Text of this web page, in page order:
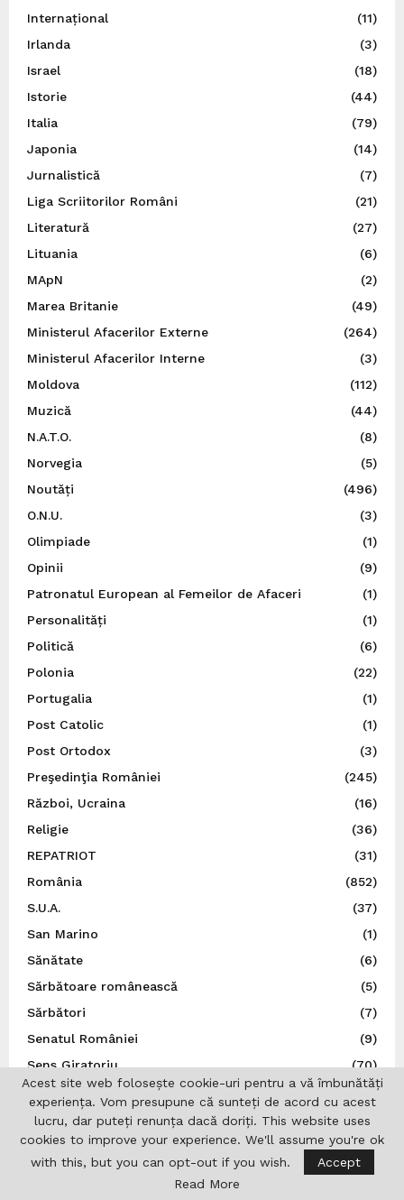
Internațional
(11)
Irlanda
(3)
Israel
(18)
Istorie
(44)
Italia
(79)
Japonia
(14)
Jurnalistică
(7)
Liga Scriitorilor Români
(21)
Literatură
(27)
Lituania
(6)
MApN
(2)
Marea Britanie
(49)
Ministerul Afacerilor Externe
(264)
Ministerul Afacerilor Interne
(3)
Moldova
(112)
Muzică
(44)
N.A.T.O.
(8)
Norvegia
(5)
Noutăți
(496)
O.N.U.
(3)
Olimpiade
(1)
Opinii
(9)
Patronatul European al Femeilor de Afaceri
(1)
Personalități
(1)
Politică
(6)
Polonia
(22)
Portugalia
(1)
Post Catolic
(1)
Post Ortodox
(3)
Preşedinţia României
(245)
Război, Ucraina
(16)
Religie
(36)
REPATRIOT
(31)
România
(852)
S.U.A.
(37)
San Marino
(1)
Sănătate
(6)
Sărbătoare românească
(5)
Sărbători
(7)
Senatul României
(9)
Sens Giratoriu
(70)
Serbia
(2)
Social
(136)
Spania
(34)
Spectacol
Acest site web folosește cookie-uri pentru a vă îmbunătăți
experiența. Vom presupune că sunteți de acord cu acest
lucru, dar puteți renunța dacă doriți. This website uses
cookies to improve your experience. We'll assume you're ok
with this, but you can opt-out if you wish.
Accept
Read More